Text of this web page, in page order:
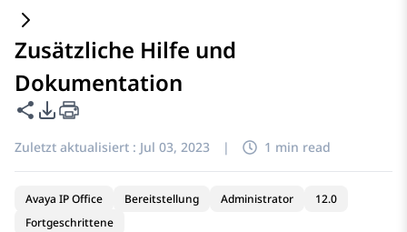
Zusätzliche Hilfe und
Dokumentation
Diese Seite teilen
PDF-Exportoptionen
Zuletzt aktualisiert : Jul 03, 2023 | 1 min read
Avaya IP Office Bereitstellung Administrator
12.0
Fortgeschrittene